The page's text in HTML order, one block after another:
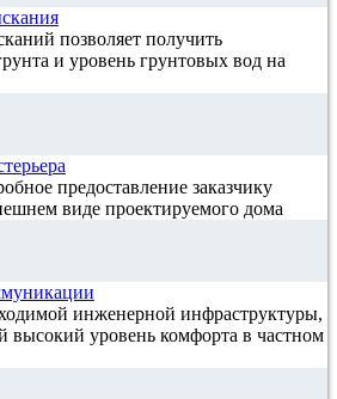
позволяет получить
и уровень грунтовых вод на
предоставление заказчику
виде проектируемого дома
инженерной инфраструктуры,
уровень комфорта в частном